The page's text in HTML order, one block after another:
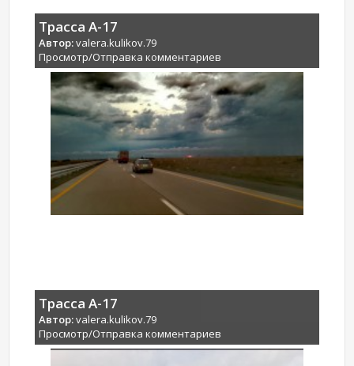
Трасса А-17
Автор:valera.kulikov.79
Просмотр/Отправка комментариев
Трасса А-17
Автор:valera.kulikov.79
Просмотр/Отправка комментариев